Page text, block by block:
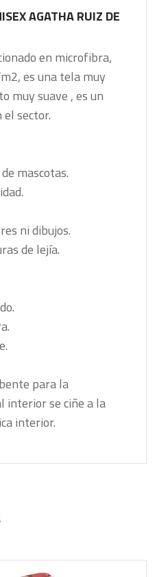
AGATHA RUIZ DE
en microfibra,
es una tela muy
muy suave , es un
sector.
mascotas.
ni dibujos.
de lejía.
para la
interior se ciñe a la
interior.